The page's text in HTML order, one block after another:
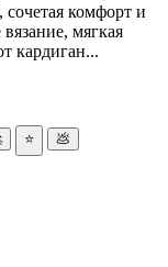
комфорт и
мягкая
кардиган...
⭐ 💩